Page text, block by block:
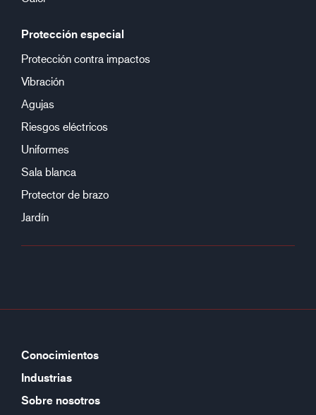
Protección especial
Protección contra impactos
Vibración
Agujas
Riesgos eléctricos
Uniformes
Sala blanca
Protector de brazo
Jardín
Conocimientos
Industrias
Sobre nosotros